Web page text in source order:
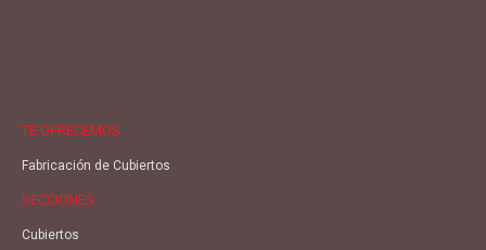
TE OFRECEMOS
Fabricación de Cubiertos
SECCIONES
Cubiertos